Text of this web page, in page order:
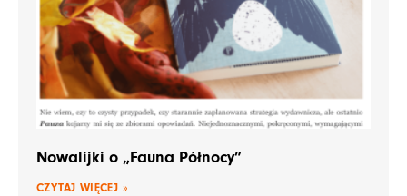
Nowalijki o „Fauna Północy”
CZYTAJ WIĘCEJ »